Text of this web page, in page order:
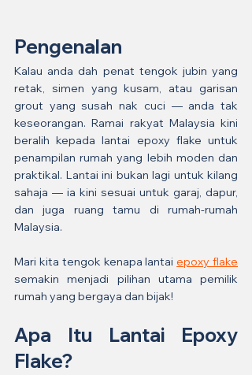
Pengenalan
Kalau anda dah penat tengok jubin yang
retak, simen yang kusam, atau garisan
grout yang susah nak cuci — anda tak
keseorangan. Ramai rakyat Malaysia kini
beralih kepada lantai epoxy flake untuk
penampilan rumah yang lebih moden dan
praktikal. Lantai ini bukan lagi untuk kilang
sahaja — ia kini sesuai untuk garaj, dapur,
dan juga ruang tamu di rumah-rumah
Malaysia.
Mari kita tengok kenapa lantai epoxy flake
semakin menjadi pilihan utama pemilik
rumah yang bergaya dan bijak!
Apa Itu Lantai Epoxy
Flake?